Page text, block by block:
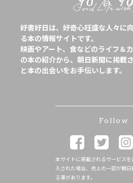
好書好日は、好奇心旺盛な人々に
る本の情報サイトです。
映画やアート、食などのライフ＆
の本の紹介から、朝日新聞に掲載
と本の出会いをお手伝いします。
Follow
本サイトに掲載されるサービス
入された場合、売上の一部が朝
る事があります。